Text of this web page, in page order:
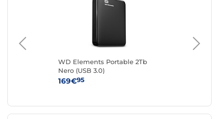
WD Elements Portable 2Tb
Nero (USB 3.0)
169€95